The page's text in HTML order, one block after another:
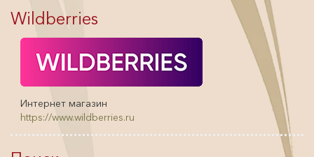
Wildberries
Интернет магазин
https://www.wildberries.ru